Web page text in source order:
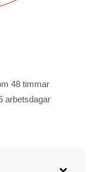
48 timmar
arbetsdagar